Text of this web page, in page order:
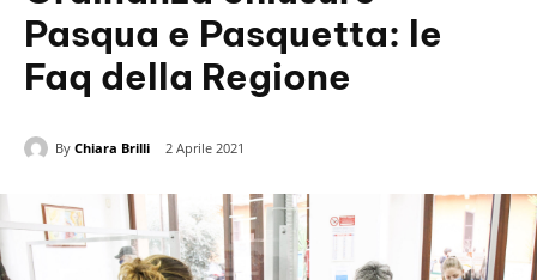
Pasqua e Pasquetta: le
Faq della Regione
By Chiara Brilli 2 Aprile 2021